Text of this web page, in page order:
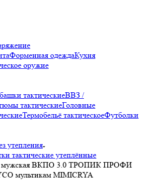
Форменная одеждаКухня
оружие
тактическиеВВЗ /
тактическиеГоловные
Термобельё тактическоеФутболки
утепления
тактические утеплённые
мужская ВКПО 3.0 ТРОПИК ПРОФИ
мультикам MIMICRYA